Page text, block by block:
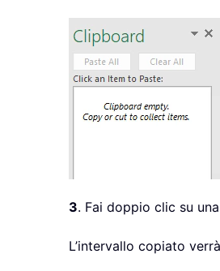
3. Fai doppio clic su
L’intervallo copiato